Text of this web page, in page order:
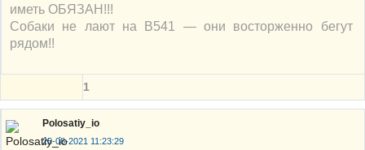
иметь ОБЯЗАН!!!
Собаки не лают на В541 — они восторженно бегут
рядом!!
1
Polosatiy_io
25-08-2021 11:23:29